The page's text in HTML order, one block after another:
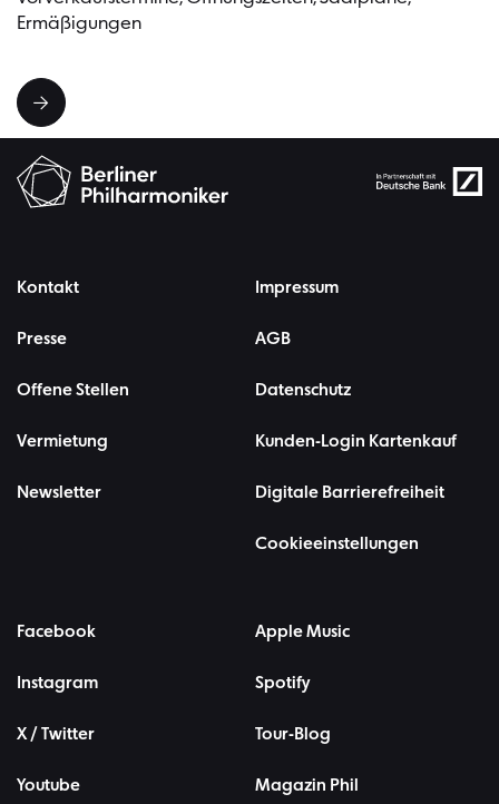
Ermäßigungen
Kontakt
Presse
Offene Stellen
Vermietung
Newsletter
Impressum
AGB
Datenschutz
Kunden-Login Kartenkauf
Digitale Barrierefreiheit
Cookieeinstellungen
Facebook
Instagram
X / Twitter
Youtube
Apple Music
Spotify
Tour-Blog
Magazin Phil